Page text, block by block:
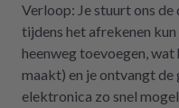
Verloop: Je stuurt ons
tijdens het afrekenen
heenweg toevoegen,
maakt) en je ontvangt
elektronica zo snel